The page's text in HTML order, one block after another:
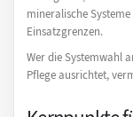
mineralische
Einsatzgrenzen.
Wer die Systemwahl
Pflege ausrichtet,